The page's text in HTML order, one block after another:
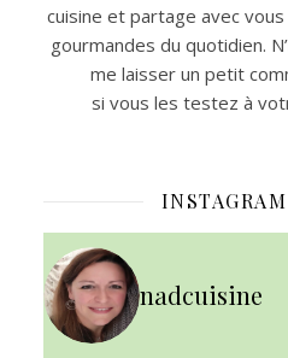
cuisine et partage avec
gourmandes du quotidien.
me laisser un petit
si vous les testez à
INSTAGRAM
nadcuisine